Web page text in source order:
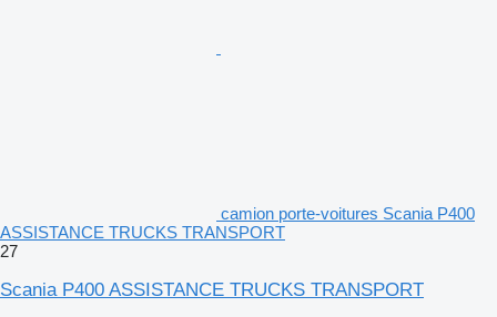
camion porte-voitures Scania P400
ASSISTANCE TRUCKS TRANSPORT
27
Scania P400 ASSISTANCE TRUCKS TRANSPORT